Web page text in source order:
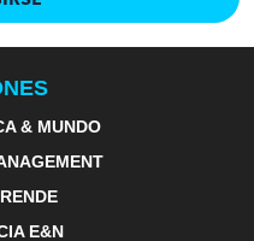
& MUNDO
E&N